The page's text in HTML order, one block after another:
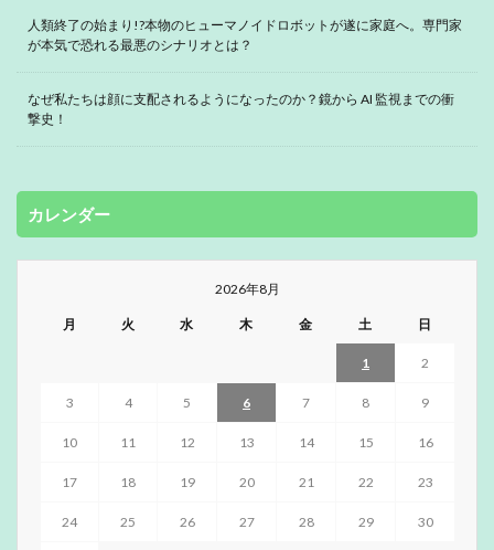
人類終了の始まり!?本物のヒューマノイドロボットが遂に家庭へ。専門家
が本気で恐れる最悪のシナリオとは？
なぜ私たちは顔に支配されるようになったのか？鏡から AI 監視までの衝
撃史！
カレンダー
2026年8月
月 火 水 木 金 土 日
1 2
3 4 5 6 7 8 9
10 11 12 13 14 15 16
17 18 19 20 21 22 23
24 25 26 27 28 29 30